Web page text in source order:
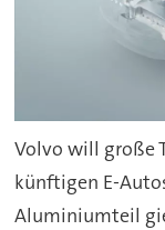
Volvo will große
künftigen E-
Aluminiumteil